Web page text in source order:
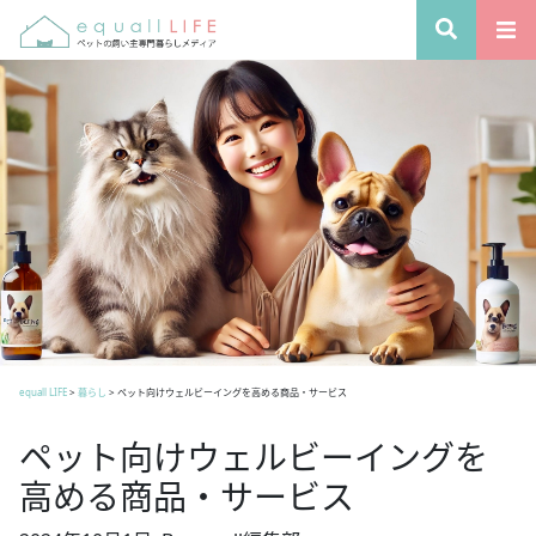
equall LIFE> 暮らし > ペット向けウェルビーイングを高める商品・サービス
ペット向けウェルビーイングを
高める商品・サービス